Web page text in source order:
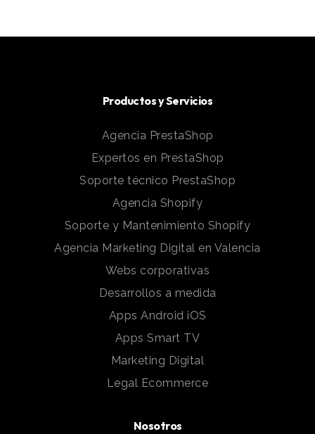
Productos y Servicios
Agencia PrestaShop
Expertos en PrestaShop
Soporte técnico PrestaShop
Agencia Shopify
Soporte y Mantenimiento Shopify
Agencia Marketing Digital en Valencia
Webs corporativas
Desarrollos a medida
Apps Android iOS
Apps Smart TV
Marketing Digital
Legal Ecommerce
Nosotros